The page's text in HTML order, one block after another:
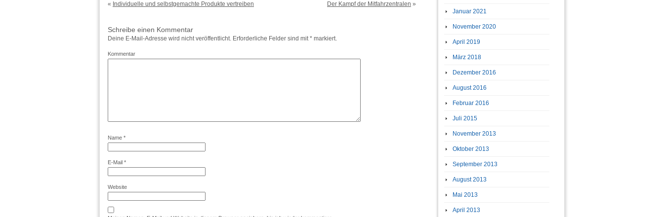
« Individuelle und selbstgemachte Produkte vertreiben Der Kampf der Mitfahrzentralen »
Schreibe einen Kommentar
Deine E-Mail-Adresse wird nicht veröffentlicht. Erforderliche Felder sind mit* markiert.
Kommentar
Name *
E-Mail *
Website
Januar 2021
November 2020
April 2019
März 2018
Dezember 2016
August 2016
Februar 2016
Juli 2015
November 2013
Oktober 2013
September 2013
August 2013
Mai 2013
April 2013